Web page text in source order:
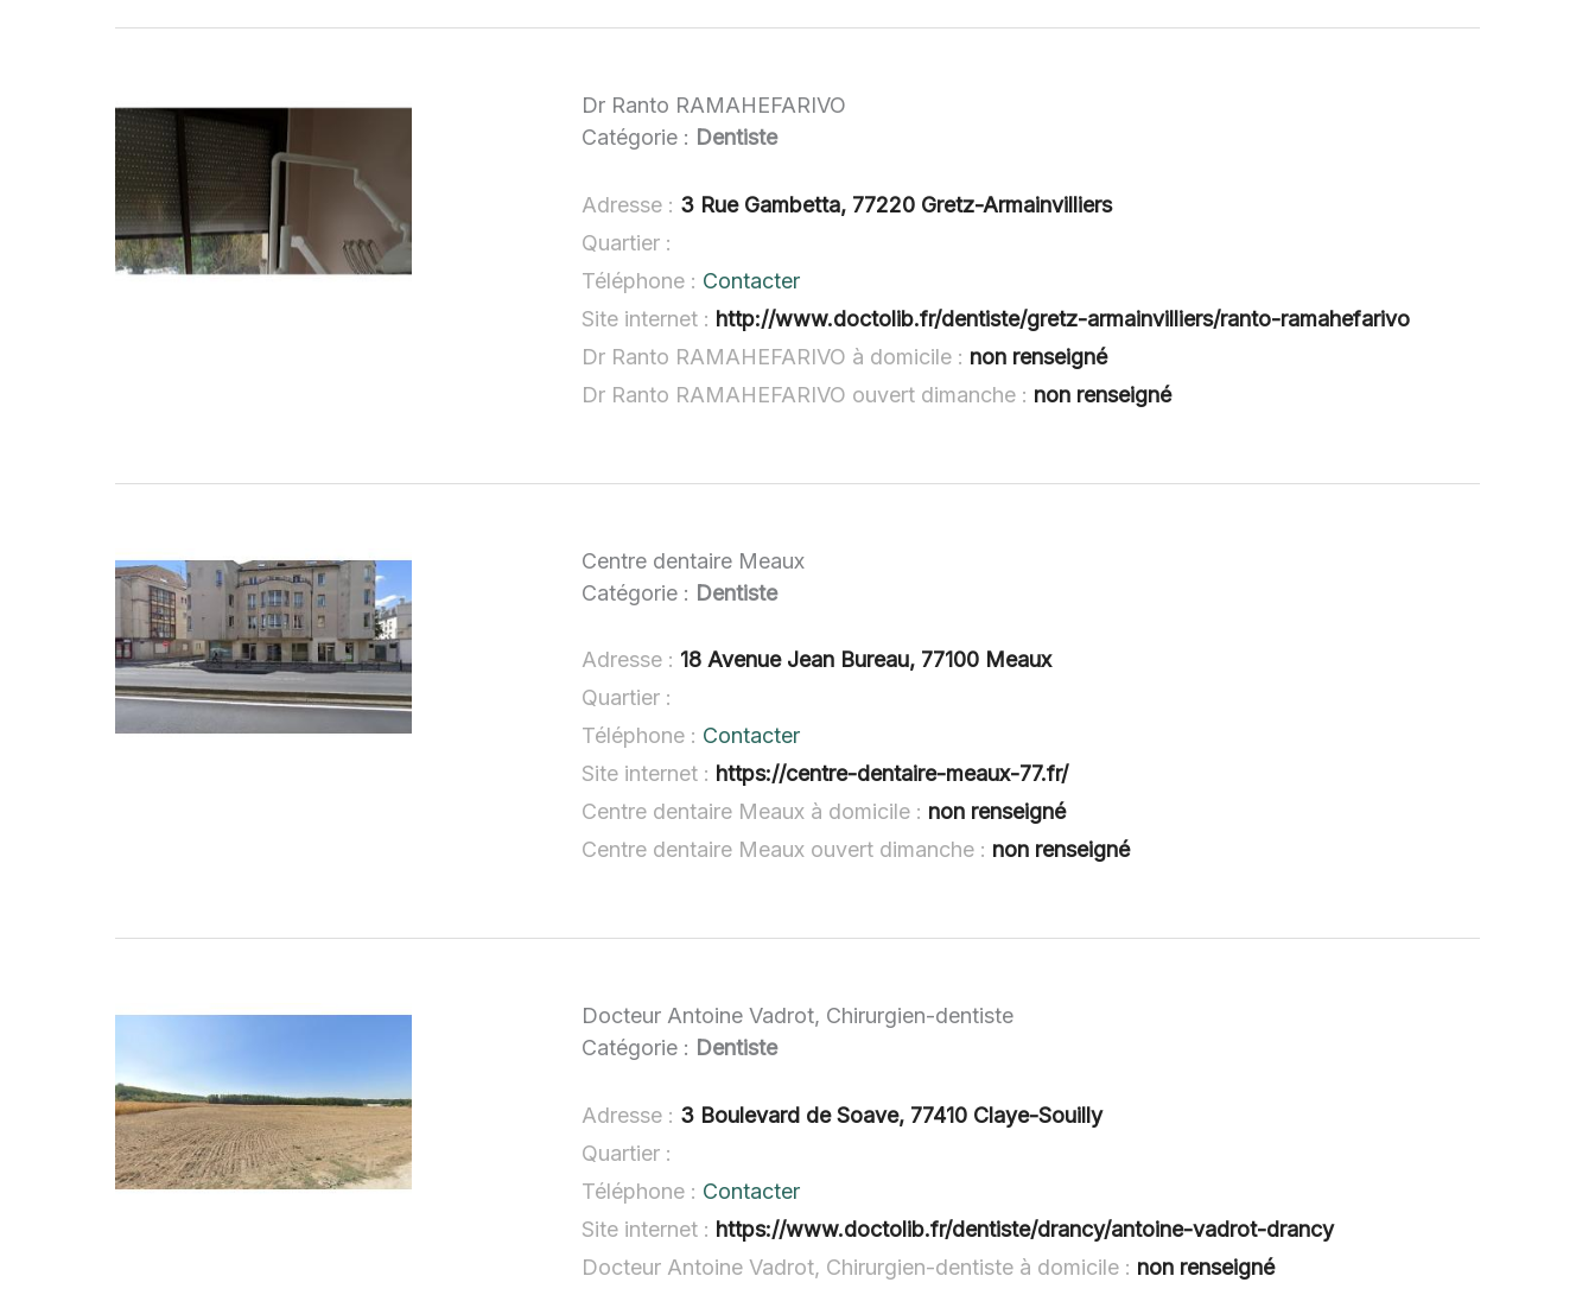
Dr Ranto RAMAHEFARIVO
Catégorie : Dentiste
Adresse : 3 Rue Gambetta, 77220 Gretz-Armainvilliers
Quartier :
Téléphone : Contacter
Site internet : http://www.doctolib.fr/dentiste/gretz-armainvilliers/ranto-ramahefarivo
Dr Ranto RAMAHEFARIVO à domicile : non renseigné
Dr Ranto RAMAHEFARIVO ouvert dimanche : non renseigné
Centre dentaire Meaux
Catégorie : Dentiste
Adresse : 18 Avenue Jean Bureau, 77100 Meaux
Quartier :
Téléphone : Contacter
Site internet : https://centre-dentaire-meaux-77.fr/
Centre dentaire Meaux à domicile : non renseigné
Centre dentaire Meaux ouvert dimanche : non renseigné
Docteur Antoine Vadrot, Chirurgien-dentiste
Catégorie : Dentiste
Adresse : 3 Boulevard de Soave, 77410 Claye-Souilly
Quartier :
Téléphone : Contacter
Site internet : https://www.doctolib.fr/dentiste/drancy/antoine-vadrot-drancy
Docteur Antoine Vadrot, Chirurgien-dentiste à domicile : non renseigné